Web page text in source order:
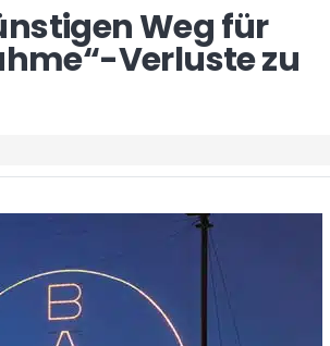
Weg für
Verluste zu